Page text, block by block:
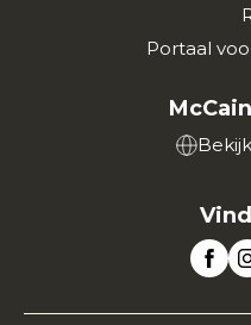
Portaal